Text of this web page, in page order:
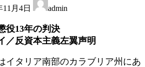
11月4日 admin
役13年の判決
／反資本主義左翼声明
タリア南部のカラブリア州にあ